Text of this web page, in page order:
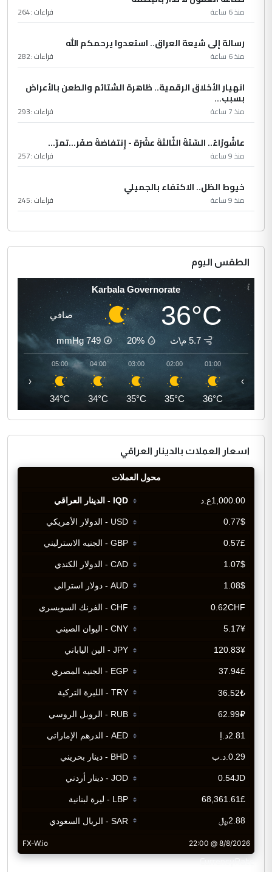
منذ 6 ساعة قراءات :264
رسالة إلى شيعة العراق.. استعدوا يرحمكم الله
منذ 6 ساعة قراءات :282
انهيار الأخلاق الرقمية.. ظاهرة الشتائم والطعن بالأعراض
بسبب...
منذ 7 ساعة قراءات :293
عاشُورْاءُ.. السّنَةُ الثّالثةَ عشَرَة - إِنتفاضةُ صفَر…تمرّ...
منذ 9 ساعة قراءات :257
خيوط الظل.. الاكتفاء بالجميلي
منذ 9 ساعة قراءات :245
الطقس اليوم
Karbala Governorate
36°C صافي
5.7 م\ث 20%
749
mmHg
01:00
36°C
02:00
35°C
03:00
35°C
04:00
34°C
05:00
34°C
‹ ›
اسعار العملات بالدينار العراقي
CurrencyRate